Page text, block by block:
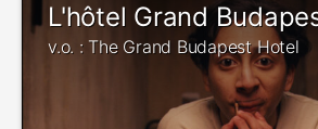
L'hôtel Grand
v.o. : The Grand Budapest Hotel